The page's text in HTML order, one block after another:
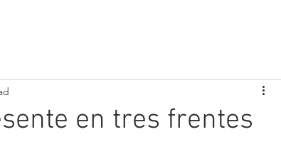
en tres frentes